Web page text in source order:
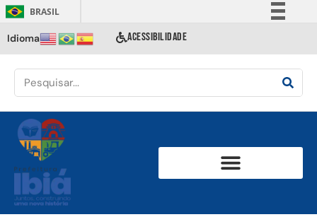
BRASIL
Comunica BR
Acesso à informação
Idioma ACESSIBILIDADE